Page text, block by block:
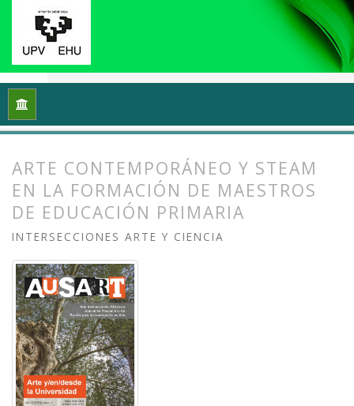
Inicio
ARTE CONTEMPORÁNEO Y STEAM
EN LA FORMACIÓN DE MAESTROS
DE EDUCACIÓN PRIMARIA
INTERSECCIONES ARTE Y CIENCIA